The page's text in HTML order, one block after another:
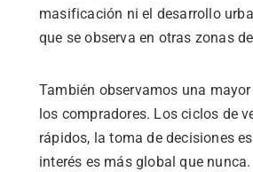
masificación ni el desarrollo
que se observa en otras zonas
También observamos una
los compradores. Los ciclos de
rápidos, la toma de decisiones
interés es más global que